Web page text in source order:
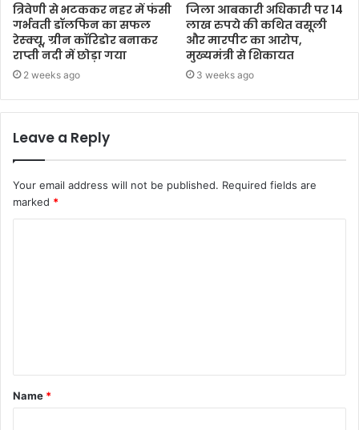
त्रिवेणी से भटककर नहर में फंसी
गर्भवती डॉलफिन का सफल
रेस्क्यू, ग्रीन कॉरिडोर बनाकर
राप्ती नदी में छोड़ा गया
2 weeks ago
जिला आबकारी अधिकारी पर 14
लाख रुपये की कथित वसूली
और मारपीट का आरोप,
मुख्यमंत्री से शिकायत
3 weeks ago
Leave a Reply
Your email address will not be published. Required fields are
marked *
Name *